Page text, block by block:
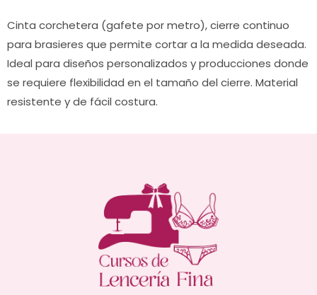
Cinta corchetera (gafete por metro), cierre continuo
para brasieres que permite cortar a la medida deseada.
Ideal para diseños personalizados y producciones donde
se requiere flexibilidad en el tamaño del cierre. Material
resistente y de fácil costura.